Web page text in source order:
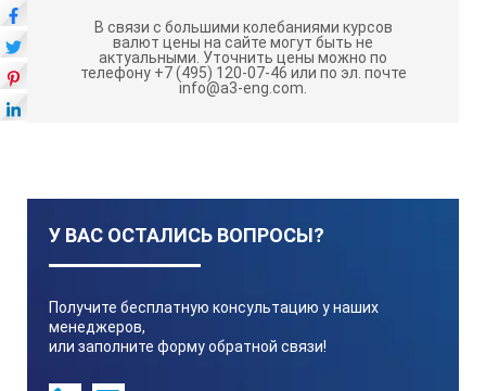
В связи с большими колебаниями курсов
валют цены на сайте могут быть не
актуальными. Уточнить цены можно по
телефону +7 (495) 120-07-46 или по эл. почте
info@a3-eng.com.
У ВАС ОСТАЛИСЬ ВОПРОСЫ?
Получите бесплатную консультацию у наших
менеджеров,
или заполните форму обратной связи!